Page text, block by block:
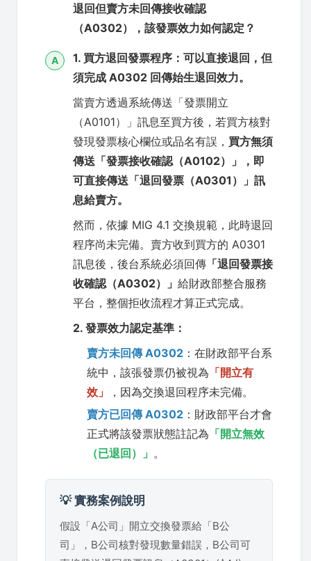
退回但賣方未回傳接收確認
（A0302），該發票效力如何認定？
A
1. 買方退回發票程序：可以直接退回，但
須完成 A0302 回傳始生退回效力。
當賣方透過系統傳送「發票開立
（A0101）」訊息至買方後，若買方核對
發現發票核心欄位或品名有誤， 買方無須
傳送「發票接收確認（A0102）」，即
可直接傳送「退回發票（A0301）」訊
息給賣方。
然而，依據 MIG 4.1 交換規範，此時退回
程序尚未完備。賣方收到買方的 A0301
訊息後，後台系統必須回傳 「退回發票接
收確認（A0302）」 給財政部整合服務
平台，整個拒收流程才算正式完成。
2. 發票效力認定基準：
賣方未回傳 A0302 ：在財政部平台系
統中，該張發票仍被視為 「開立有
效」
，因為交換退回程序未完備。
賣方已回傳 A0302 ：財政部平台才會
正式將該發票狀態註記為 「開立無效
（已退回）」 。
💡 實務案例說明
假設「A公司」開立交換發票給「B公
司」，B公司核對發現數量錯誤，B公司可